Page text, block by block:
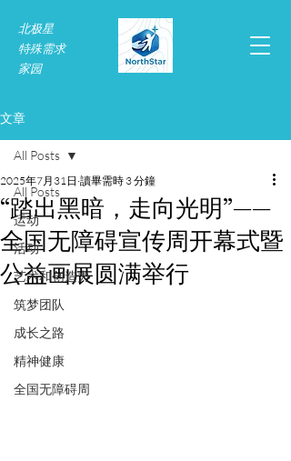
北极星
特殊需求​
家园
文章
All Posts
运动
活动
艺术和创造力
筑梦团队
成长之路
精神健康
全国无障碍周
All Posts
“踏出黑暗，走向光明”——
全国无障碍宣传周开幕式暨
公益画展圆满举行
2025年7月31日 讀畢需時 3 分鐘